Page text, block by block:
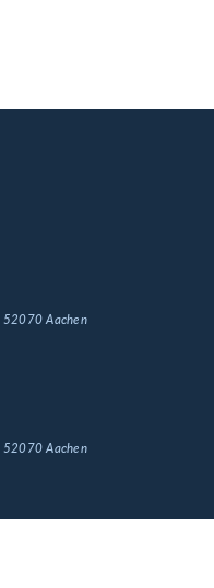
52070 Aachen
52070 Aachen